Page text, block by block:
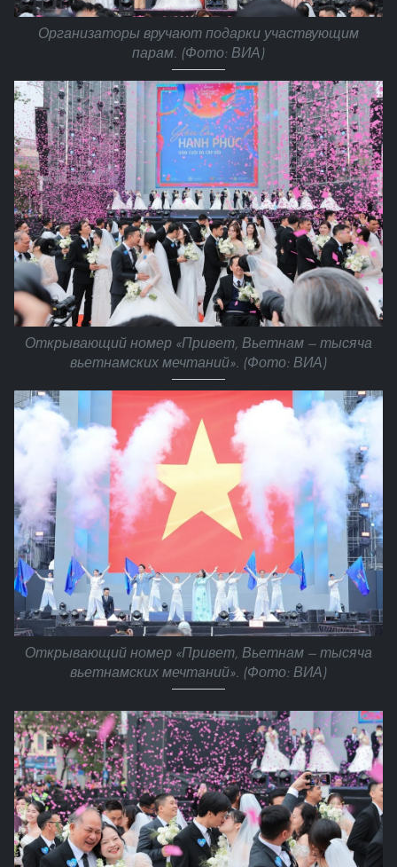
Организаторы вручают подарки участвующим
парам. (Фото: ВИА)
Открывающий номер «Привет, Вьетнам — тысяча
вьетнамских мечтаний». (Фото: ВИА)
Открывающий номер «Привет, Вьетнам — тысяча
вьетнамских мечтаний». (Фото: ВИА)